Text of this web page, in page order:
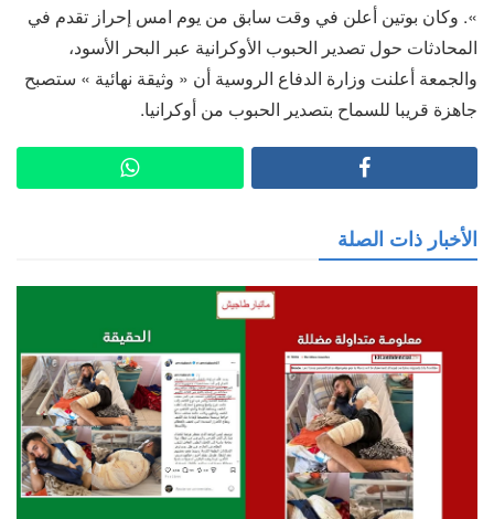
». وكان بوتين أعلن في وقت سابق من يوم امس إحراز تقدم في
المحادثات حول تصدير الحبوب الأوكرانية عبر البحر الأسود،
والجمعة أعلنت وزارة الدفاع الروسية أن « وثيقة نهائية » ستصبح
جاهزة قريبا للسماح بتصدير الحبوب من أوكرانيا.
الأخبار ذات الصلة